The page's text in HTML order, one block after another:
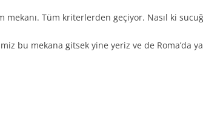
Tüm kriterlerden geçiyor. Nasıl ki
bu mekana gitsek yine yeriz ve de Roma’da